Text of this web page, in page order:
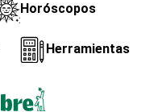
Horóscopos
Herramientas